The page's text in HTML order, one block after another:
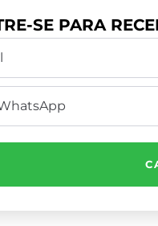
SE PARA